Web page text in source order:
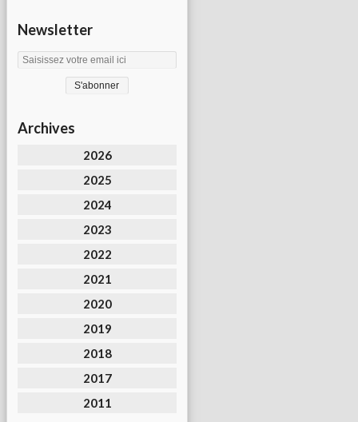
Newsletter
Archives
2026
2025
2024
2023
2022
2021
2020
2019
2018
2017
2011